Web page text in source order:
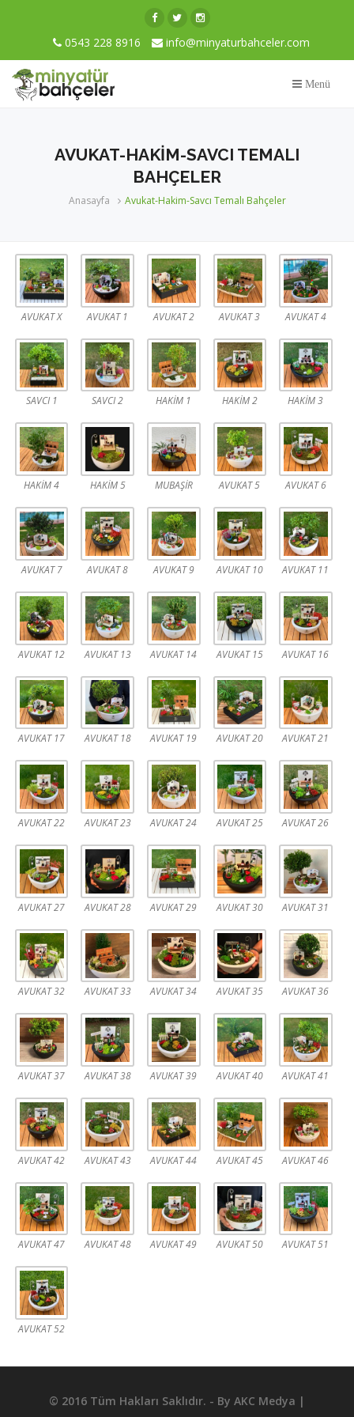
0543 228 8916 info@minyaturbahceler.com
Menü
AVUKAT-HAKIM-SAVCI TEMALI
BAHÇELER
Anasayfa Avukat-Hakim-Savcı Temalı Bahçeler
AVUKAT X AVUKAT 1 AVUKAT 2 AVUKAT 3 AVUKAT 4
SAVCI 1 SAVCI 2 HAKİM 1 HAKİM 2 HAKİM 3
HAKİM 4 HAKİM 5 MUBAŞİR AVUKAT 5 AVUKAT 6
AVUKAT 7 AVUKAT 8 AVUKAT 9 AVUKAT 10 AVUKAT 11
AVUKAT 12 AVUKAT 13 AVUKAT 14 AVUKAT 15 AVUKAT 16
AVUKAT 17 AVUKAT 18 AVUKAT 19 AVUKAT 20 AVUKAT 21
AVUKAT 22 AVUKAT 23 AVUKAT 24 AVUKAT 25 AVUKAT 26
AVUKAT 27 AVUKAT 28 AVUKAT 29 AVUKAT 30 AVUKAT 31
AVUKAT 32 AVUKAT 33 AVUKAT 34 AVUKAT 35 AVUKAT 36
AVUKAT 37 AVUKAT 38 AVUKAT 39 AVUKAT 40 AVUKAT 41
AVUKAT 42 AVUKAT 43 AVUKAT 44 AVUKAT 45 AVUKAT 46
AVUKAT 47 AVUKAT 48 AVUKAT 49 AVUKAT 50 AVUKAT 51
AVUKAT 52
© 2016 Tüm Hakları Saklıdır. - By AKC Medya |